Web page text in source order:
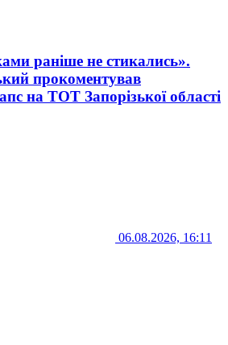
раніше не стикались».
прокоментував
на ТОТ Запорізької області
06.08.2026, 16:11